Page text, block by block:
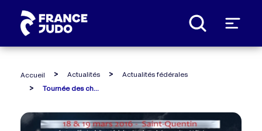
Accueil Actualités
Actualités fédérales